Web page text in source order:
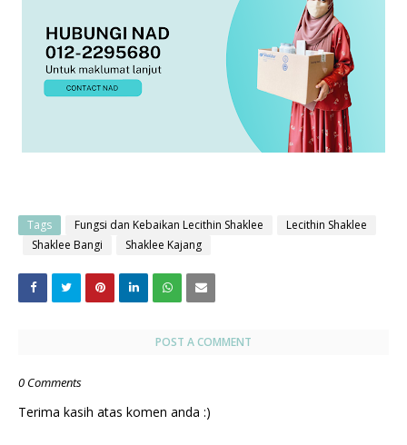
Tags Fungsi dan Kebaikan Lecithin Shaklee
Lecithin Shaklee
Shaklee Bangi
Shaklee Kajang
POST A COMMENT
0 Comments
Terima kasih atas komen anda :)